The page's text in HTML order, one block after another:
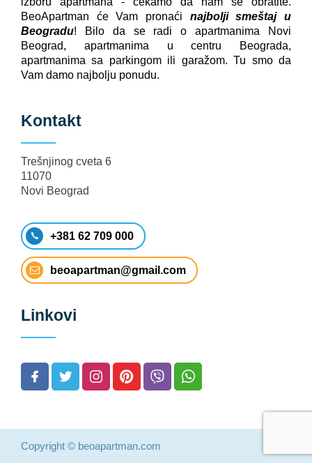
BeoApartman će Vam pronaći najbolji smeštaj u
Beogradu! Bilo da se radi o apartmanima Novi
Beograd, apartmanima u centru Beograda,
apartmanima sa parkingom ili garažom. Tu smo da
Vam damo najbolju ponudu.
Kontakt
Trešnjinog cveta 6
11070
Novi Beograd
+381 62 709 000
beoapartman@gmail.com
Linkovi
Copyright © beoapartman.com